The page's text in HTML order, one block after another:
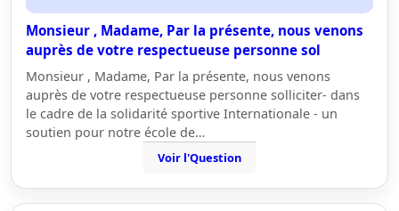
Monsieur , Madame, Par la présente, nous venons
auprès de votre respectueuse personne sol
Monsieur , Madame, Par la présente, nous venons
auprès de votre respectueuse personne solliciter- dans
le cadre de la solidarité sportive Internationale - un
soutien pour notre école de…
Voir l'Question